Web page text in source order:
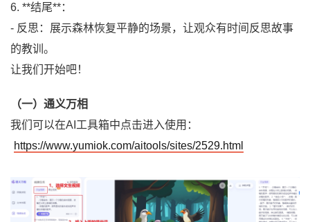
6. **结尾**：
- 反思：展示森林恢复平静的场景，让观众有时间反思故事
的教训。
让我们开始吧！
（一）通义万相
我们可以在AI工具箱中点击进入使用：
https://www.yumiok.com/aitools/sites/2529.html